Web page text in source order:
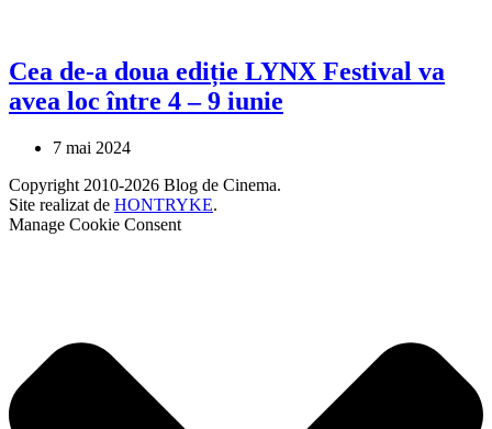
Cea de-a doua ediție LYNX Festival va
avea loc între 4 – 9 iunie
7 mai 2024
Copyright 2010-2026 Blog de Cinema.
Site realizat de HONTRYKE.
Manage Cookie Consent